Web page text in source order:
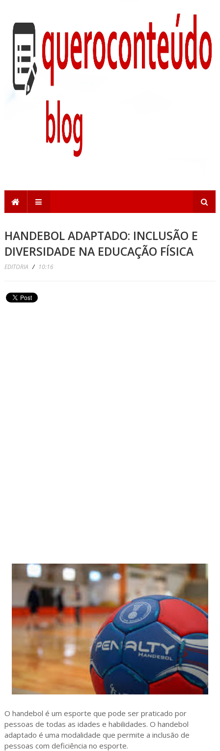
HANDEBOL ADAPTADO: INCLUSÃO E
DIVERSIDADE NA EDUCAÇÃO FÍSICA
EDITORIA / 10:16
O handebol é um esporte que pode ser praticado por
pessoas de todas as idades e habilidades. O handebol
adaptado é uma modalidade que permite a inclusão de
pessoas com deficiência no esporte.